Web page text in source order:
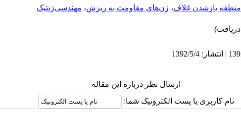
منطقه باز‌شدن غلاف، ژن‌های مقاومت به ریزش، مهندسی‌ژنتیک
ارسال نظر درباره این مقاله
نام کاربری یا پست الکترونیک شما: